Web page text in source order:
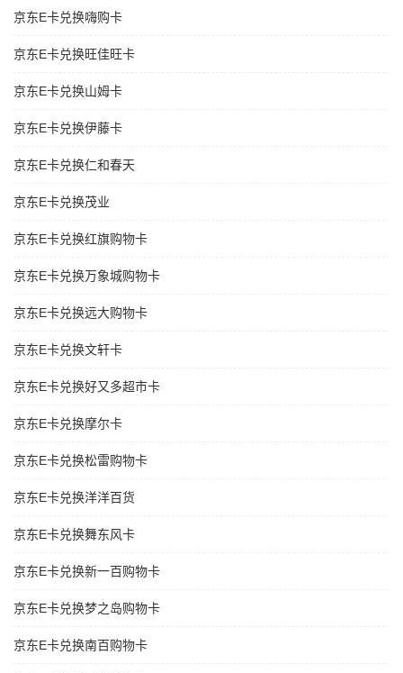
京东E卡兑换嗨购卡
京东E卡兑换旺佳旺卡
京东E卡兑换山姆卡
京东E卡兑换伊藤卡
京东E卡兑换仁和春天
京东E卡兑换茂业
京东E卡兑换红旗购物卡
京东E卡兑换万象城购物卡
京东E卡兑换远大购物卡
京东E卡兑换文轩卡
京东E卡兑换好又多超市卡
京东E卡兑换摩尔卡
京东E卡兑换松雷购物卡
京东E卡兑换洋洋百货
京东E卡兑换舞东风卡
京东E卡兑换新一百购物卡
京东E卡兑换梦之岛购物卡
京东E卡兑换南百购物卡